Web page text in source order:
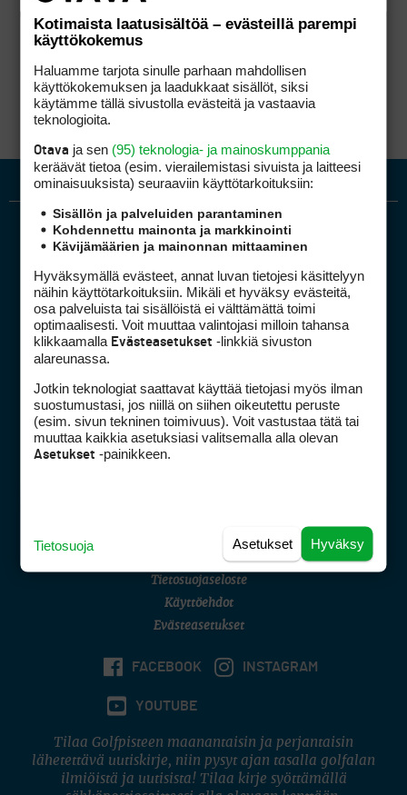
Golfpiste mediakortti
Golfpisteen yhteystiedot
DSA avoimuusraportti
Asiakaspalvelu
(digi) digi@otavamedia.fi
Tietosuojaseloste
Käyttöehdot
Evästeasetukset
FACEBOOK INSTAGRAM
YOUTUBE
Tilaa Golfpisteen maanantaisin ja perjantaisin
lähetettävä uutiskirje, niin pysyt ajan tasalla golfalan
ilmiöistä ja uutisista! Tilaa kirje syöttämällä
Kotimaista laatusisältöä – evästeillä parempi
käyttökokemus
Haluamme tarjota sinulle parhaan mahdollisen
käyttökokemuksen ja laadukkaat sisällöt, siksi
käytämme tällä sivustolla evästeitä ja vastaavia
teknologioita.
Otava ja sen (95) teknologia- ja mainoskumppania
keräävät tietoa (esim. vierailemis­tasi sivuista ja laitteesi
ominaisuuk­sista) seuraaviin käyttötarkoituksiin:
Sisällön ja palveluiden parantaminen
Kohdennettu mainonta ja markkinointi
Kävijämäärien ja mainonnan mittaaminen
Hyväksymällä evästeet, annat luvan tietojesi käsittelyyn
näihin käyttötarkoituksiin. Mikäli et hyväksy evästeitä,
osa palveluista tai sisällöistä ei välttämättä toimi
optimaalisesti. Voit muuttaa valintojasi milloin tahansa
klikkaamalla Evästeasetukset -linkkiä sivuston
alareunassa.
Jotkin teknologiat saattavat käyttää tietojasi myös ilman
suostumustasi, jos niillä on siihen oikeutettu peruste
(esim. sivun tekninen toimivuus). Voit vastustaa tätä tai
muuttaa kaikkia asetuksiasi valitsemalla alla olevan
Asetukset -painikkeen.
Hyväksy
Asetukset
Tietosuoja